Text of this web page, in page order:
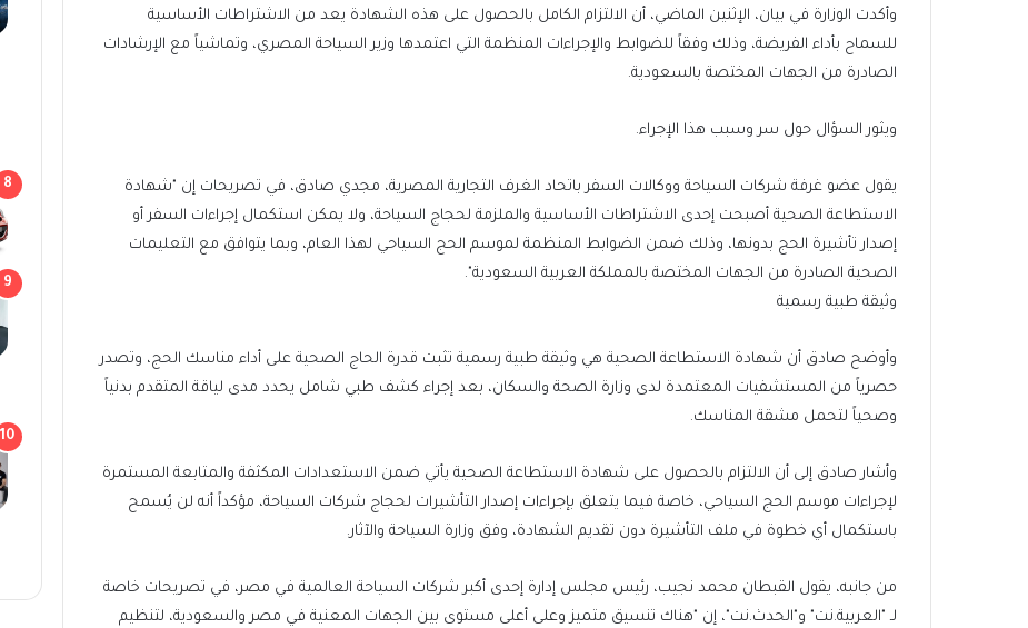
وأكدت الوزارة في بيان، الإثنين الماضي، أن الالتزام الكامل بالحصول على هذه الشهادة يعد من الاشتراطات الأساسية
للسماح بأداء الفريضة، وذلك وفقاً للضوابط والإجراءات المنظمة التي اعتمدها وزير السياحة المصري، وتماشياً مع الإرشادات
الصادرة من الجهات المختصة بالسعودية.
ويثور السؤال حول سر وسبب هذا الإجراء.
يقول عضو غرفة شركات السياحة ووكالات السفر باتحاد الغرف التجارية المصرية، مجدي صادق، في تصريحات إن "شهادة
الاستطاعة الصحية أصبحت إحدى الاشتراطات الأساسية والملزمة لحجاج السياحة، ولا يمكن استكمال إجراءات السفر أو
إصدار تأشيرة الحج بدونها، وذلك ضمن الضوابط المنظمة لموسم الحج السياحي لهذا العام، وبما يتوافق مع التعليمات
الصحية الصادرة من الجهات المختصة بالمملكة العربية السعودية".
وثيقة طبية رسمية
وأوضح صادق أن شهادة الاستطاعة الصحية هي وثيقة طبية رسمية تثبت قدرة الحاج الصحية على أداء مناسك الحج، وتصدر
حصرياً من المستشفيات المعتمدة لدى وزارة الصحة والسكان، بعد إجراء كشف طبي شامل يحدد مدى لياقة المتقدم بدنياً
وصحياً لتحمل مشقة المناسك.
وأشار صادق إلى أن الالتزام بالحصول على شهادة الاستطاعة الصحية يأتي ضمن الاستعدادات المكثفة والمتابعة المستمرة
لإجراءات موسم الحج السياحي، خاصة فيما يتعلق بإجراءات إصدار التأشيرات لحجاج شركات السياحة، مؤكداً أنه لن يُسمح
باستكمال أي خطوة في ملف التأشيرة دون تقديم الشهادة، وفق وزارة السياحة والآثار.
من جانبه، يقول القبطان محمد نجيب، رئيس مجلس إدارة إحدى أكبر شركات السياحة العالمية في مصر، في تصريحات خاصة
لـ "العربية.نت" و"الحدث.نت"، إن "هناك تنسيق متميز وعلى أعلى مستوى بين الجهات المعنية في مصر والسعودية، لتنظيم